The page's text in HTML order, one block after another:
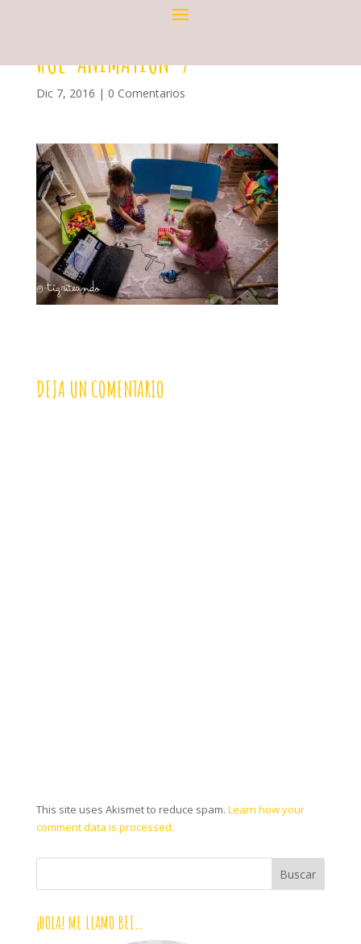
HUE-ANIMATION-7
Dic 7, 2016 | 0 Comentarios
DEJA UN COMENTARIO
This site uses Akismet to reduce spam. Learn how your
comment data is processed.
¡HOLA! ME LLAMO BEI…